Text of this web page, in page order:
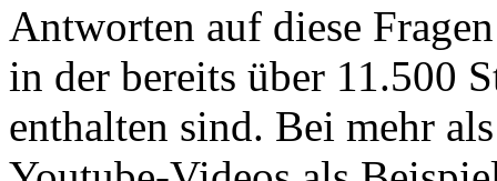
Antworten auf diese
in der bereits über 11.500
enthalten sind. Bei mehr